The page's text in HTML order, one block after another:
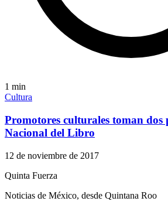
1 min
Cultura
Promotores culturales toman dos
Nacional del Libro
12 de noviembre de 2017
Quinta Fuerza
Noticias de México, desde Quintana Roo